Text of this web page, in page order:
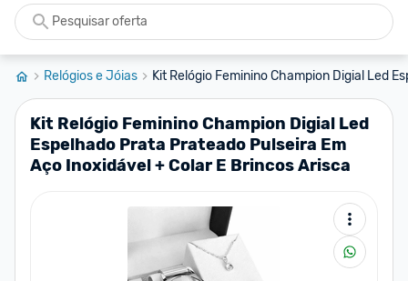
Relógios e Jóias Kit Relógio Feminino Champion Digial Led
Kit Relógio Feminino Champion Digial Led
Espelhado Prata Prateado Pulseira Em
Aço Inoxidável + Colar E Brincos Arisca